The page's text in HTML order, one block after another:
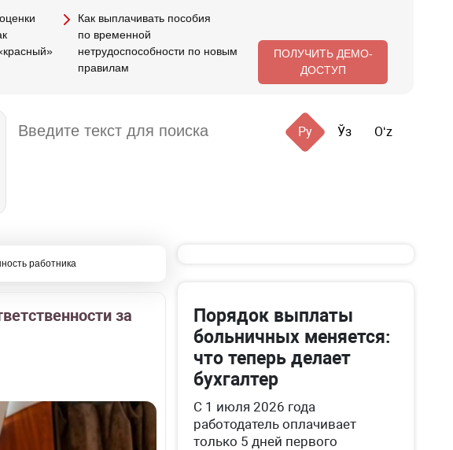
Как выплачивать пособия
по временной
нетрудоспособности по новым
правилам
ПОЛУЧИТЬ ДЕМО-
ДОСТУП
Ру Ўз Oʻz
работника
за
Порядок выплаты
больничных меняется:
что теперь делает
бухгалтер
С 1 июля 2026 года
работодатель оплачивает
только 5 дней первого